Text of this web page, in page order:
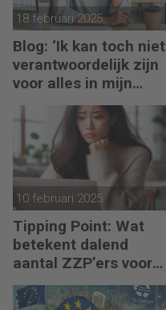
18 februari 2025
Blog: ‘Ik kan toch niet
verantwoordelijk zijn
voor alles in mijn
waardeketen?’
10 februari 2025
Tipping Point: Wat
betekent dalend
aantal ZZP’ers voor
financiële planning?